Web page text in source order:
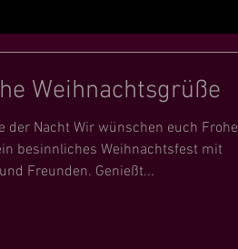
Weihnachtsgrüße
der Nacht Wir wünschen euch Frohe
besinnliches Weihnachtsfest mit
Freunden. Genießt...